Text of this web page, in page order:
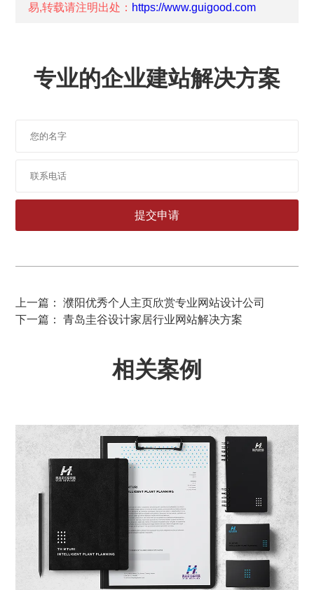
易,转载请注明出处： https://www.guigood.com
专业的企业建站解决方案
上一篇： 濮阳优秀个人主页欣赏专业网站设计公司
下一篇： 青岛圭谷设计家居行业网站解决方案
相关案例